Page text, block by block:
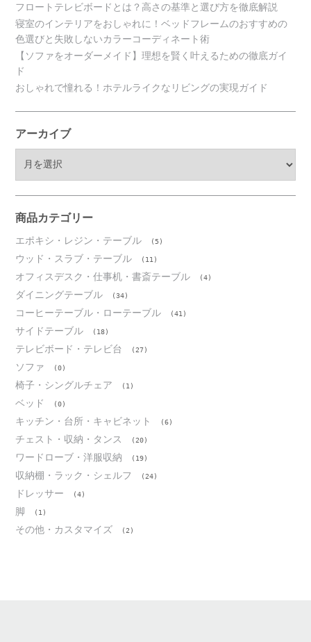
フロートテレビボードとは？高さの基準と選び方を徹底解説
寝室のインテリアをおしゃれに！ベッドフレームのおすすめの
色選びと失敗しないカラーコーディネート術
【ソファをオーダーメイド】理想を賢く叶えるための徹底ガイ
ド
おしゃれで憧れる！ホテルライクなリビングの実現ガイド
アーカイブ
ブ
商品カテゴリー
エポキシ・レジン・テーブル (5)
ウッド・スラブ・テーブル (11)
オフィスデスク・仕事机・書斎テーブル (4)
ダイニングテーブル (34)
コーヒーテーブル・ローテーブル (41)
サイドテーブル (18)
テレビボード・テレビ台 (27)
ソファ (0)
椅子・シングルチェア (1)
ベッド (0)
キッチン・台所・キャビネット (6)
チェスト・収納・タンス (20)
ワードローブ・洋服収納 (19)
収納棚・ラック・シェルフ (24)
ドレッサー (4)
脚 (1)
その他・カスタマイズ (2)